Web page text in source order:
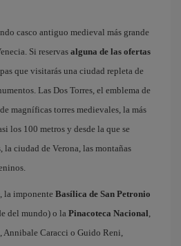
casco antiguo medieval más grande
Si reservas alguna de las ofertas
que visitarás una ciudad repleta de
Las Dos Torres, el emblema de
magníficas torres medievales, la más
los 100 metros y desde la que se
la ciudad de Verona, las montañas
, la imponente Basílica de San Petronio
del mundo) o la Pinacoteca Nacional,
Annibale Caracci o Guido Reni,